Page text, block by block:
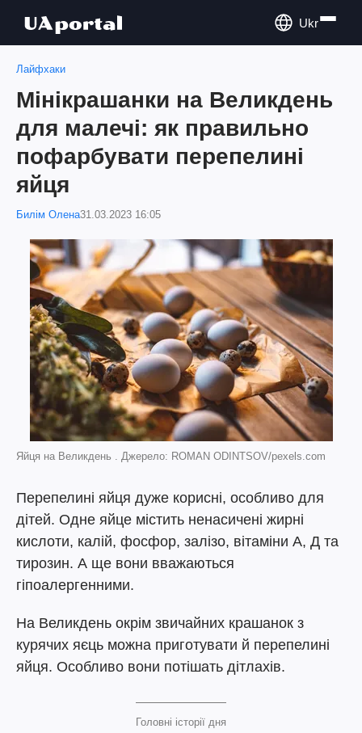
Ukr
Лайфхаки
Мінікрашанки на Великдень
для малечі: як правильно
пофарбувати перепелині
яйця
Билім Олена31.03.2023 16:05
Яйця на Великдень . Джерело: ROMAN ODINTSOV/pexels.com
Перепелині яйця дуже корисні, особливо для
дітей. Одне яйце містить ненасичені жирні
кислоти, калій, фосфор, залізо, вітаміни А, Д та
тирозин. А ще вони вважаються
гіпоалергенними.
На Великдень окрім звичайних крашанок з
курячих яєць можна приготувати й перепелині
яйця. Особливо вони потішать дітлахів.
Головні історії дня